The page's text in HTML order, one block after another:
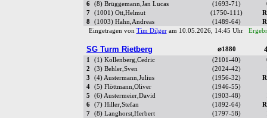
6
(8) Brüggemann,Jan Lucas (1693-71)
7
(1001) Ott,Helmut (1750-111)
8
(1003) Hahn,Andreas (1489-64)
Eingetragen von Tim Dilgeram 10.05.2026, 14:45 Uhr
SG Turm Rietberg ⌀1880
1 (1) Kollenberg,Cedric (2101-40)
2
(3) Behler,Sven (2024-42)
3
(4) Austermann,Julius (1956-32)
4
(5) Flöttmann,Oliver (1946-55)
5
(6) Austermeier,David (1903-48)
6
(7) Hiller,Stefan (1892-64)
7
(8) Langhorst,Herbert (1797-58)